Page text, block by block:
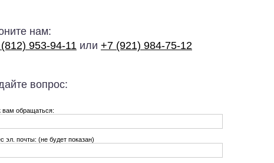
нам:
953-94-11 или +7 (921) 984-75-12
вопрос:
вам обращаться:
эл. почты: (не будет показан)